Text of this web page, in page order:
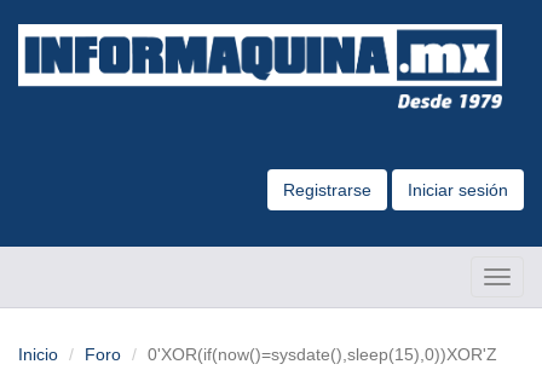
Registrarse Iniciar sesión
Inicio Foro 0'XOR(if(now()=sysdate(),sleep(15),0))XOR'Z